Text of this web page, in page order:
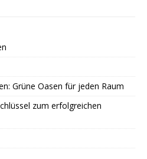
Grüne Oasen für jeden Raum
zum erfolgreichen